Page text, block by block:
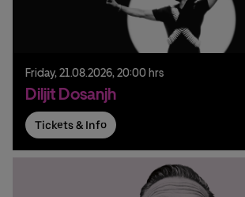
Friday, 21.08.2026, 20:00 hrs
Diljit Dosanjh
Tickets & Info